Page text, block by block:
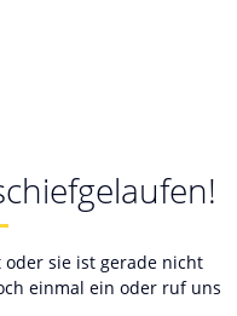
sie ist gerade nicht
einmal ein oder ruf uns